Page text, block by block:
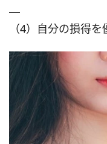
（4）自分の損得を